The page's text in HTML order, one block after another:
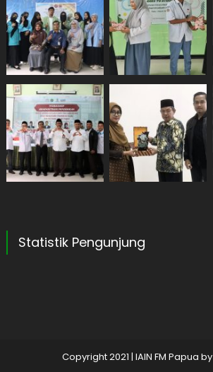
Statistik Pengunjung
Copyright 2021 | IAIN FM Papua by